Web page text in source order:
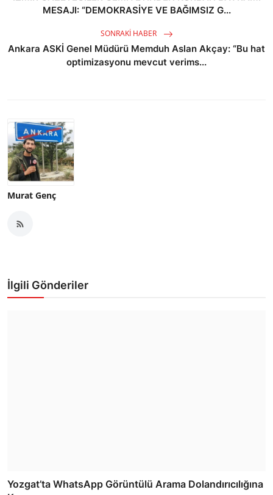
MESAJI: “DEMOKRASİYE VE BAĞIMSIZ G...
SONRAKI HABER
Ankara ASKİ Genel Müdürü Memduh Aslan Akçay: “Bu hat
optimizasyonu mevcut verims...
Murat Genç
İlgili Gönderiler
Yozgat’ta WhatsApp Görüntülü Arama Dolandırıcılığına